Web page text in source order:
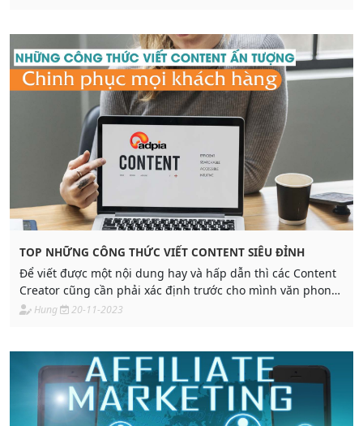
TOP NHỮNG CÔNG THỨC VIẾT CONTENT SIÊU ĐỈNH
Để viết được một nội dung hay và hấp dẫn thì các Content
Creator cũng cần phải xác định trước cho mình văn phong,
đối tượng tiếp cận và công thức viết content phù hợp
Hung 20-11-2023